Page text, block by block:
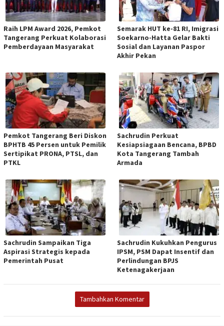
Raih LPM Award 2026, Pemkot
Tangerang Perkuat Kolaborasi
Pemberdayaan Masyarakat
Semarak HUT ke-81 RI, Imigrasi
Soekarno-Hatta Gelar Bakti
Sosial dan Layanan Paspor
Akhir Pekan
Pemkot Tangerang Beri Diskon
BPHTB 45 Persen untuk Pemilik
Sertipikat PRONA, PTSL, dan
PTKL
Sachrudin Perkuat
Kesiapsiagaan Bencana, BPBD
Kota Tangerang Tambah
Armada
Sachrudin Sampaikan Tiga
Aspirasi Strategis kepada
Pemerintah Pusat
Sachrudin Kukuhkan Pengurus
IPSM, PSM Dapat Insentif dan
Perlindungan BPJS
Ketenagakerjaan
Tambahkan Komentar